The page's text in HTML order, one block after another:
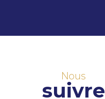
Nous
suivre